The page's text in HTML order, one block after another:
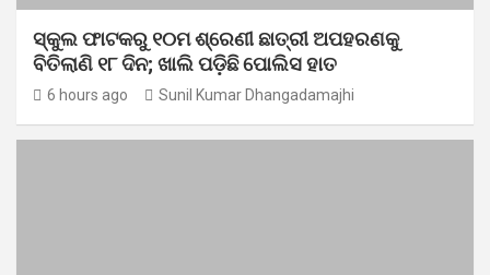
ସ୍କୁଲ ଫାଟକରୁ ୧୦ମ ଶ୍ରେଣୀ ଛାତ୍ରୀ ଅପହରଣକୁ
ବିତିଲାଣି ୧୮ ଦିନ; ଖାଲି ପଡ଼ିଛି ପୋଲିସ ହାତ
6 hours ago Sunil Kumar Dhangadamajhi